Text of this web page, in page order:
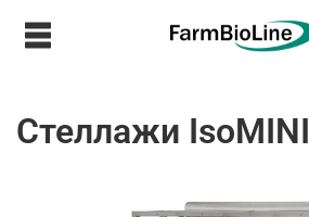
Стеллажи IsoMINI